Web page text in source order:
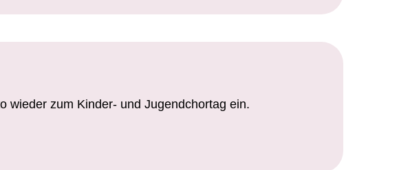
wieder zum Kinder- und Jugendchortag ein.